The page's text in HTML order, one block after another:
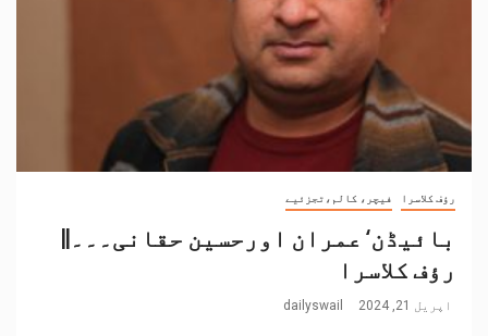
رؤف کلاسرا فیچر، کالم،تجزئیے
بائیڈن‘ عمران اورحسین حقانی۔۔۔||
رؤف کلاسرا
اپریل 21, 2024 dailyswail